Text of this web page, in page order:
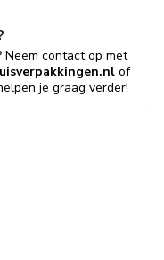
contact op met
of
je graag verder!